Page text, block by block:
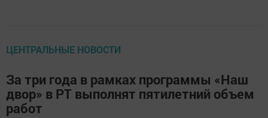
ЦЕНТРАЛЬНЫЕ НОВОСТИ
За три года в рамках программы «Наш
двор» в РТ выполнят пятилетний объем
работ